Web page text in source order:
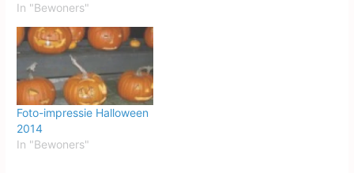
In "Bewoners"
Foto-impressie Halloween
2014
In "Bewoners"